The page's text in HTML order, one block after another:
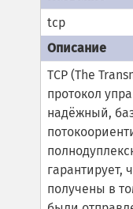
tcp
TCP (The
протокол
надёжный,
гарантирует,
получены в